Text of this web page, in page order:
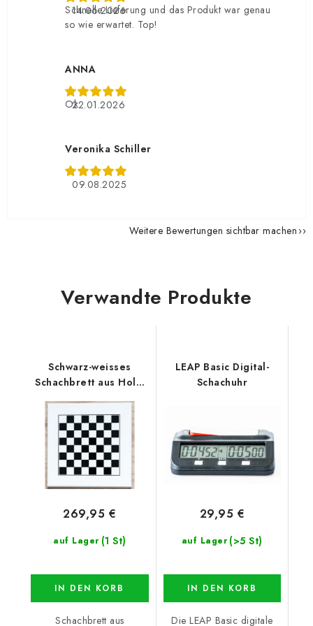
14.06.2026
Schnelle Lieferung und das Produkt war genau
so wie erwartet. Top!
ANNA
22.01.2026
Ok
Veronika Schiller
09.08.2025
Weitere Bewertungen sichtbar machen
Verwandte Produkte
Schwarz-weisses
Schachbrett aus Holz,
auf Lager (1 St)
269,95 €
IN DEN KORB
Schachbrett aus
LEAP Basic Digital-
Schachuhr
auf Lager (>5 St)
29,95 €
IN DEN KORB
Die LEAP Basic digitale